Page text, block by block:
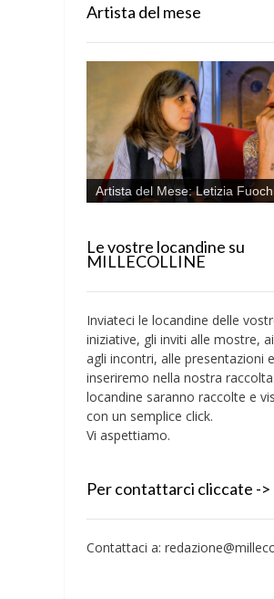
Artista del mese
Artista del Mese: Letizia
Le vostre locandine su
MILLECOLLINE
Inviateci le locandine delle
iniziative, gli inviti alle mostre,
agli incontri, alle presentazioni
inseriremo nella nostra
locandine saranno raccolte e
con un semplice click.
Vi aspettiamo.
Per contattarci cliccate ->
Contattaci a: